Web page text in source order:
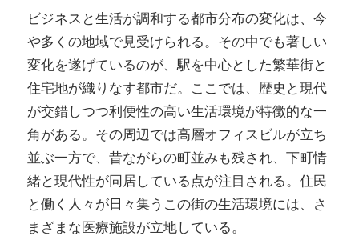
ス
タ
イ
ル
を
実
現
し
ま
し
ビジネスと生活が調和する都市分布の変化は、今
や多くの地域で見受けられる。 その中でも著しい
変化を遂げているのが、駅を中心とした繁華街と
住宅地が織りなす都市だ。ここでは、歴史と現代
が交錯しつつ利便性の高い生活環境が特徴的な一
角がある。その周辺では高層オフィスビルが立ち
並ぶ一方で、昔ながらの町並みも残され、下町情
緒と現代性が同居している点が注目される。住民
と働く人々が日々集うこの街の生活環境には、さ
まざまな医療施設が立地している。